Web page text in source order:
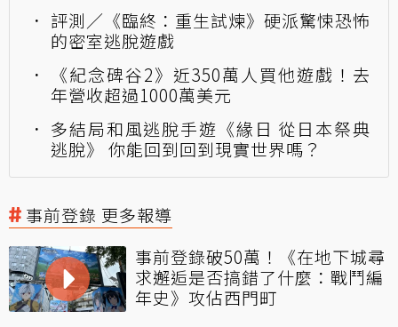
評測／《臨終：重生試煉》硬派驚悚恐怖
的密室逃脫遊戲
《紀念碑谷2》近350萬人買他遊戲！去
年營收超過1000萬美元
多結局和風逃脫手遊《緣日 從日本祭典
逃脫》 你能回到回到現實世界嗎？
事前登錄 更多報導
事前登錄破50萬！《在地下城尋
求邂逅是否搞錯了什麼：戰鬥編
年史》攻佔西門町